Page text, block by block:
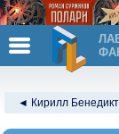
◄ Кирилл